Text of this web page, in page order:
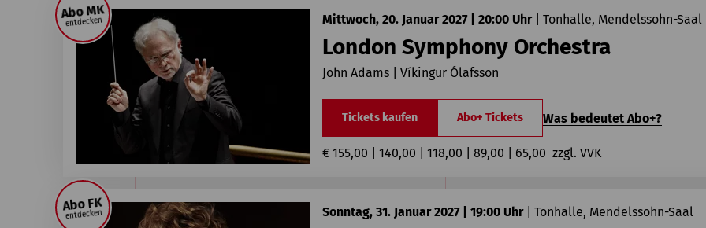
Mittwoch, 20. Januar 2027 | 20:00 Uhr Tonhalle, Mendelssohn-Saal
London Symphony Orchestra
John Adams | Víkingur Ólafsson
Tickets kaufen Abo+ Tickets Was bedeutet Abo+?
€ 155,00 | 140,00 | 118,00 | 89,00 | 65,00  zzgl. VVK
Abo MK
entdecken
Sonntag, 31. Januar 2027 | 19:00 Uhr Tonhalle, Mendelssohn-Saal
Abo FK
entdecken